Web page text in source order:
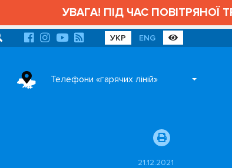
УВАГА! ПІД ЧАС ПОВІТРЯНОЇ
УКР ENG
Телефони «гарячих ліній»
21.12.2021